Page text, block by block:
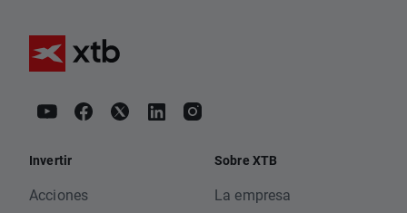
Invertir
Acciones
Sobre XTB
La empresa